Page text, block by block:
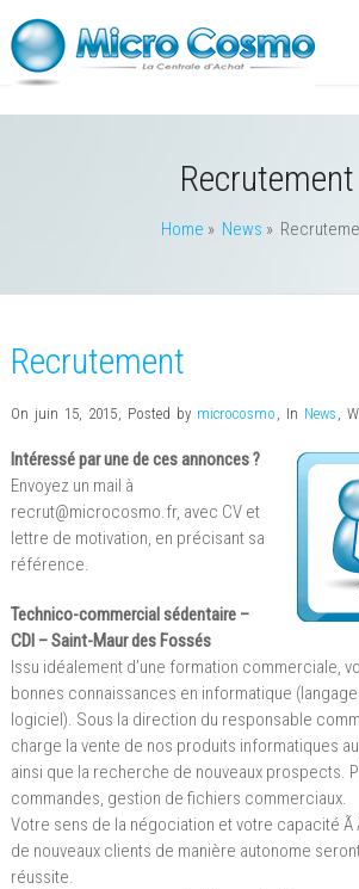
Recrutement
Home » News »
Recrutement
On juin 15, 2015, Posted by microcosmo , In News ,
Intéressé par une de ces annonces ?
Envoyez un mail à
recrut@microcosmo.fr, avec CV et
lettre de motivation, en précisant sa
référence.
Technico-commercial sédentaire –
CDI – Saint-Maur des Fossés
Issu idéalement d’une formation commerciale,
bonnes connaissances en informatique
logiciel). Sous la direction du responsable
charge la vente de nos produits informatiques
ainsi que la recherche de nouveaux prospects.
commandes, gestion de fichiers commerciaux.
Votre sens de la négociation et votre capacité
de nouveaux clients de manière autonome
réussite.